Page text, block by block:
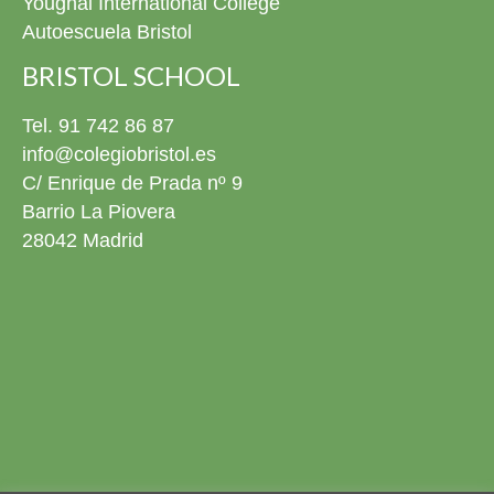
este día disponibles en la fototeca para revivirlo siempre
que queráis. 4º ESO El pasado viernes 22 de mayo nos
pusimos de gala para celebrar la graduación de nuestros
alumnos de 4º ESO. Estuvimos rodeados de familias,
amigos y profesores en un evento conmovedor donde no
montón cantando una canción juntos y disfrutamos
mucho viendo una presentación con sus mejores fotos y
recuerdos en el cole. Con este gran día, nuestros chicos
cierran una etapa increíble y se preparan para empezar
Autoescuela Bristol
BRISTOL SCHOOL
Tel. 91 742 86 87
info@colegiobristol.es
C/ Enrique de Prada nº 9
Barrio La Piovera
28042 Madrid